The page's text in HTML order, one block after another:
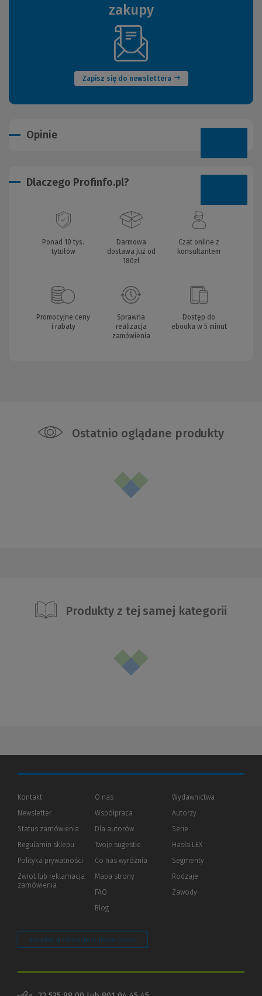
zakupy
Zapisz się do newslettera
(Nowe
okno)
Opinie
Dlaczego Profinfo.pl?
Ponad 10 tys.
tytułów
Darmowa
dostawa już od
180zł
Czat online z
konsultantem
Promocyjne ceny
i rabaty
Sprawna
realizacja
zamówienia
Dostęp do
ebooka w 5 minut
Ostatnio oglądane produkty
Produkty z tej samej kategorii
Kontakt
Newsletter
Status zamówienia
Regulamin sklepu
Polityka prywatności (Nowe
(Link
innej
Zwrot lub reklamacja
zamówienia
O nas
Współpraca
Dla autorów(Nowe
(Link
innej
strony)
Twoje sugestie
Co nas wyróżnia
Mapa strony
FAQ
Blog
Wydawnictwa
Autorzy
Serie
Hasła LEX
Segmenty
Rodzaje
Zawody
Zarządzaj preferencjami plików cookie